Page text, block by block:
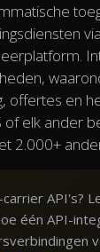
offertes en
of elk ander
2.000+
API's?
één API-